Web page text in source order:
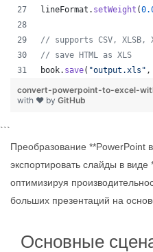
lineFormat . setWeight (
// supports CSV, XLSB,
// save HTML as XLS
book. save( "output.xls" ,
convert-powerpoint-to-excel-
with ❤ by GitHub
```
Преобразование **PowerPoint
экспортировать слайды в виде
оптимизируя
больших презентаций на
Основные